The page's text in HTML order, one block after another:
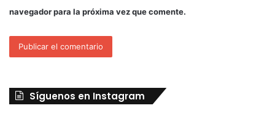
navegador para la próxima vez que comente.
Síguenos en Instagram